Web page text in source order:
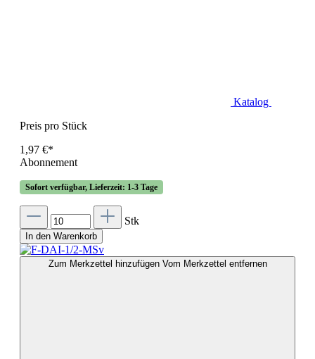
Katalog
Preis pro Stück
1,97 €*
Abonnement
Sofort verfügbar, Lieferzeit: 1-3 Tage
Stk
In den Warenkorb
Zum Merkzettel hinzufügen Vom Merkzettel entfernen